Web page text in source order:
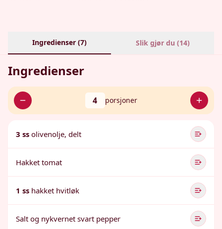
Ingredienser (7) Slik gjør du (14)
Ingredienser
4 porsjoner
3 ss olivenolje, delt
Hakket tomat
1 ss hakket hvitløk
Salt og nykvernet svart pepper